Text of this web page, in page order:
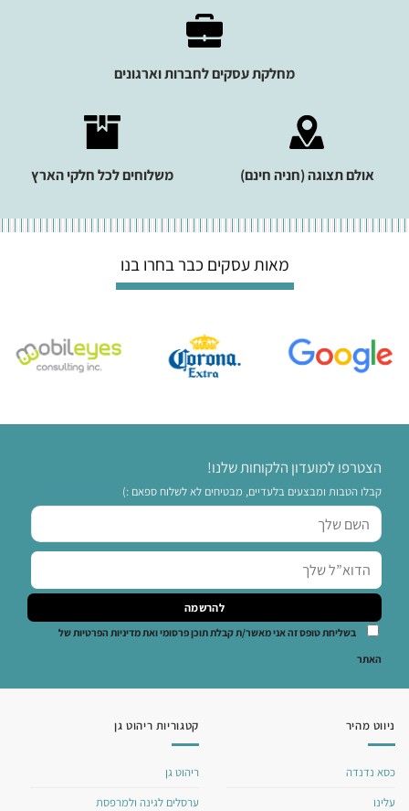
מחלקת עסקים לחברות וארגונים
אולם תצוגה (חניה חינם) משלוחים לכל חלקי הארץ
מאות עסקים כבר בחרו בנו
הצטרפו למועדון הלקוחות שלנו!
קבלו הטבות ומבצעים בלעדיים, מבטיחים לא לשלוח ספאם :)
בשליחת טופס זה אני מאשר/ת קבלת תוכן פרסומי ואת מדיניות הפרטיות של
האתר
ניווט מהיר
כסא נדנדה
עלינו
קטגוריות ריהוט גן
ריהוט גן
ערסלים לגינה ולמרפסת